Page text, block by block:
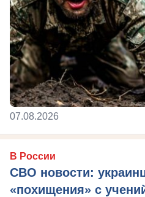
07.08.2026
В России
СВО новости:
«похищения» с